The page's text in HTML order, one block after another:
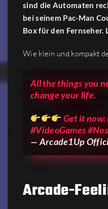
sind die Automaten
bei seinem Pac-Man
Box für den
Wie klein und kompakt
All the things you
change your life.
Get it now:
#VideoGames
— Arcade1Up
Arcade-